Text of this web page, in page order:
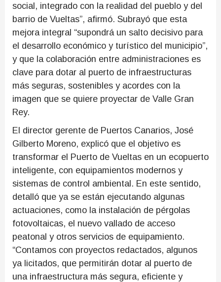
social, integrado con la realidad del pueblo y del
barrio de Vueltas”, afirmó. Subrayó que esta
mejora integral “supondrá un salto decisivo para
el desarrollo económico y turístico del municipio”,
y que la colaboración entre administraciones es
clave para dotar al puerto de infraestructuras
más seguras, sostenibles y acordes con la
imagen que se quiere proyectar de Valle Gran
Rey.
El director gerente de Puertos Canarios, José
Gilberto Moreno, explicó que el objetivo es
transformar el Puerto de Vueltas en un ecopuerto
inteligente, con equipamientos modernos y
sistemas de control ambiental. En este sentido,
detalló que ya se están ejecutando algunas
actuaciones, como la instalación de pérgolas
fotovoltaicas, el nuevo vallado de acceso
peatonal y otros servicios de equipamiento.
“Contamos con proyectos redactados, algunos
ya licitados, que permitirán dotar al puerto de
una infraestructura más segura, eficiente y